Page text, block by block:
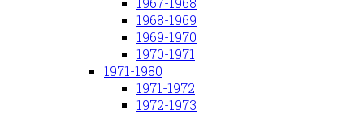
1968-1969
1969-1970
1970-1971
1971-1980
1971-1972
1972-1973